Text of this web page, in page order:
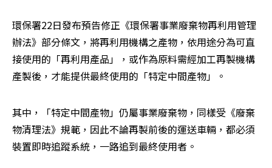
環保署22日發布預告修正《環保署事業廢棄物再利用管理
辦法》部分條文，將再利用機構之產物，依用途分為可直
接使用的「再利用產品」，或作為原料需經加工再製機構
產製後，才能提供最終使用的「特定中間產物」。
其中，「特定中間產物」仍屬事業廢棄物，同樣受《廢棄
物清理法》規範，因此不論再製前後的運送車輛，都必須
裝置即時追蹤系統，一路追到最終使用者。